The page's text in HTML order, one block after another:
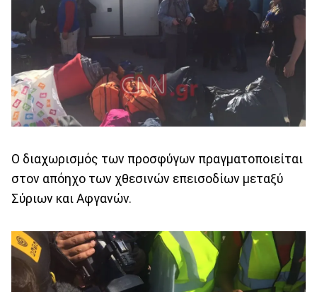
Ο διαχωρισμός των προσφύγων πραγματοποιείται
στον απόηχο των χθεσινών επεισοδίων μεταξύ
Σύριων και Αφγανών.